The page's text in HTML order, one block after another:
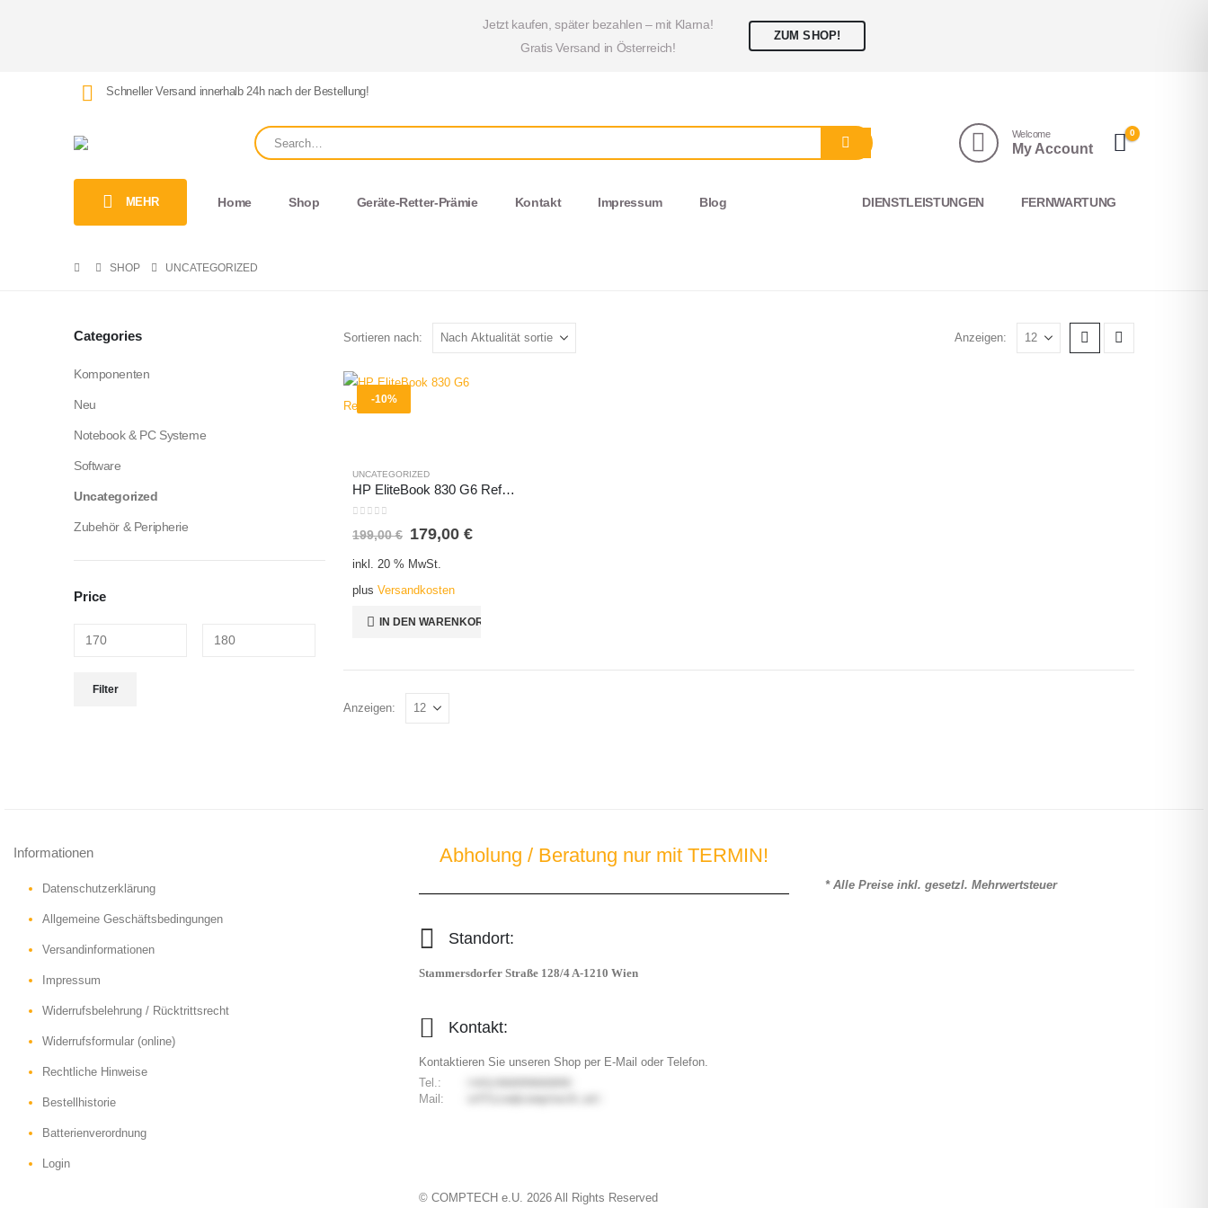
Jetzt kaufen, später bezahlen – mit Klarna!
Gratis Versand in Österreich!
ZUM SHOP!
Schneller Versand innerhalb 24h nach der Bestellung!
Welcome
My Account
0
MEHR Home Shop Geräte-Retter-Prämie Kontakt Impressum Blog DIENSTLEISTUNGEN FERNWARTUNG
SHOP UNCATEGORIZED
Sortieren nach: Anzeigen:
-10%
UNCATEGORIZED
HP EliteBook 830 G6 Refurbished – Leistungsstarkes 13″ Business Notebook inkl. Docking und Maus
199,00€ 179,00€
inkl. 20 % MwSt.
plus Versandkosten
IN DEN WARENKORB
Anzeigen:
Categories
Komponenten
Neu
Notebook & PC Systeme
Software
Uncategorized
Zubehör & Peripherie
Price
Filter
Informationen
Datenschutzerklärung
Allgemeine Geschäftsbedingungen
Versandinformationen
Impressum
Widerrufsbelehrung / Rücktrittsrecht
Widerrufsformular (online)
Rechtliche Hinweise
Bestellhistorie
Batterienverordnung
Login
Abholung / Beratung nur mit TERMIN!
Standort:
Stammersdorfer Straße 128/4 A-1210 Wien
Kontakt:
Kontaktieren Sie unseren Shop per E-Mail oder Telefon.
Tel.:
Mail:
© COMPTECH e.U. 2026 All Rights Reserved
* Alle Preise inkl. gesetzl. Mehrwertsteuer